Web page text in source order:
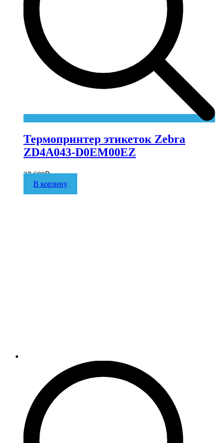
Термопринтер этикеток Zebra
ZD4A043-D0EM00EZ
27 680₽
В корзину